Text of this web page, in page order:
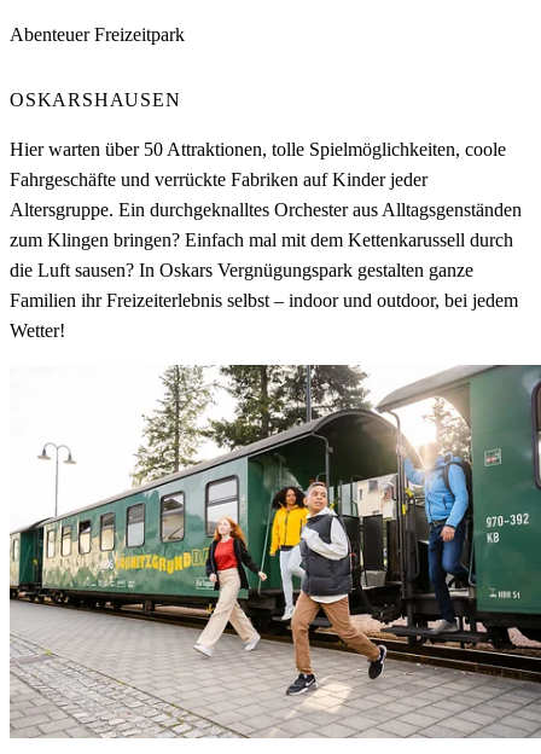
Abenteuer Freizeitpark
OSKARSHAUSEN
Hier warten über 50 Attraktionen, tolle Spielmöglichkeiten, coole
Fahrgeschäfte und verrückte Fabriken auf Kinder jeder
Altersgruppe. Ein durchgeknalltes Orchester aus Alltagsgenständen
zum Klingen bringen? Einfach mal mit dem Kettenkarussell durch
die Luft sausen? In Oskars Vergnügungspark gestalten ganze
Familien ihr Freizeiterlebnis selbst – indoor und outdoor, bei jedem
Wetter!